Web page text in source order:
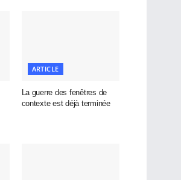
ARTICLE
La guerre des fenêtres de
contexte est déjà terminée